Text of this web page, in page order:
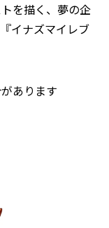
を描く、夢の企
イナズマイレブ
あります